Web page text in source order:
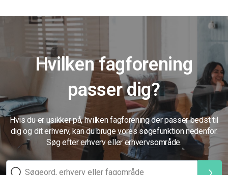
Hvilken fagforening
passer dig?
Hvis du er usikker på, hvilken fagforening der passer bedst til
dig og dit erhverv, kan du bruge vores søgefunktion nedenfor.
Søg efter erhverv eller erhvervsområde.